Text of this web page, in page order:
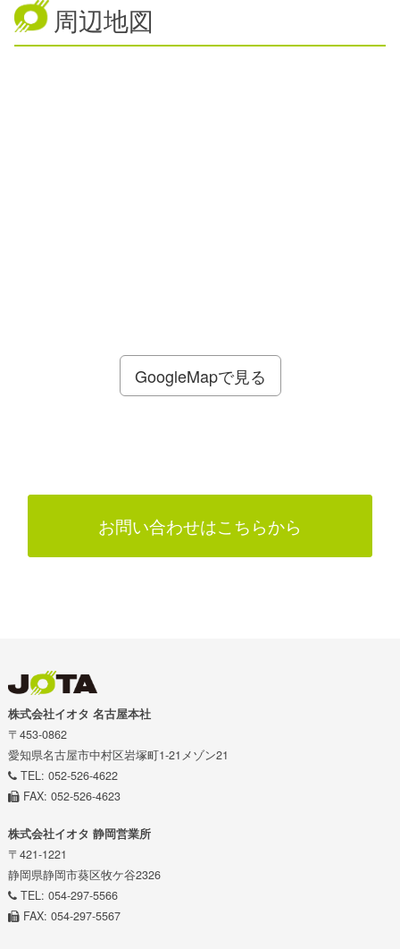
周辺地図
GoogleMapで見る
お問い合わせはこちらから
株式会社イオタ 名古屋本社
〒453-0862
愛知県名古屋市中村区岩塚町1-21メゾン21
TEL: 052-526-4622
FAX: 052-526-4623
株式会社イオタ 静岡営業所
〒421-1221
静岡県静岡市葵区牧ケ谷2326
TEL: 054-297-5566
FAX: 054-297-5567